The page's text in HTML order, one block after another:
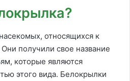
относящихся к
получили свое название
которые являются
этого вида. Белокрылки